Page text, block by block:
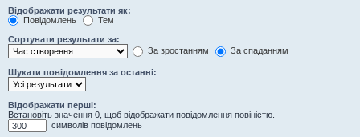
Відображати результати як:
Повідомлень
Тем
Сортувати результати за:
За зростанням
За спаданням
Шукати повідомлення за останні:
Відображати перші:
Встановіть значення 0, щоб відображати повідомлення повіністю.
символів повідомлень